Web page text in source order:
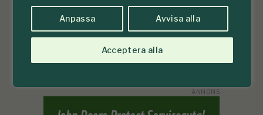
Anpassa Avvisa alla
Acceptera alla